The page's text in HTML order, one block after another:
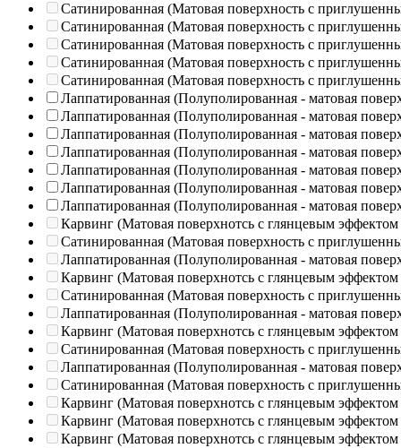
Сатинированная (Матовая поверхность с
Сатинированная (Матовая поверхность с
Сатинированная (Матовая поверхность с
Сатинированная (Матовая поверхность с
Сатинированная (Матовая поверхность с
Лаппатированная (Полуполированная - матовая
Лаппатированная (Полуполированная - матовая
Лаппатированная (Полуполированная - матовая
Лаппатированная (Полуполированная - матовая
Лаппатированная (Полуполированная - матовая
Лаппатированная (Полуполированная - матовая
Лаппатированная (Полуполированная - матовая
Карвинг (Матовая поверхнотсь с глянцевым эффектом
Сатинированная (Матовая поверхность с
Лаппатированная (Полуполированная - матовая
Карвинг (Матовая поверхнотсь с глянцевым эффектом
Сатинированная (Матовая поверхность с
Лаппатированная (Полуполированная - матовая
Карвинг (Матовая поверхнотсь с глянцевым эффектом
Сатинированная (Матовая поверхность с
Лаппатированная (Полуполированная - матовая
Сатинированная (Матовая поверхность с
Карвинг (Матовая поверхнотсь с глянцевым эффектом
Карвинг (Матовая поверхнотсь с глянцевым эффектом
Карвинг (Матовая поверхнотсь с глянцевым эффектом